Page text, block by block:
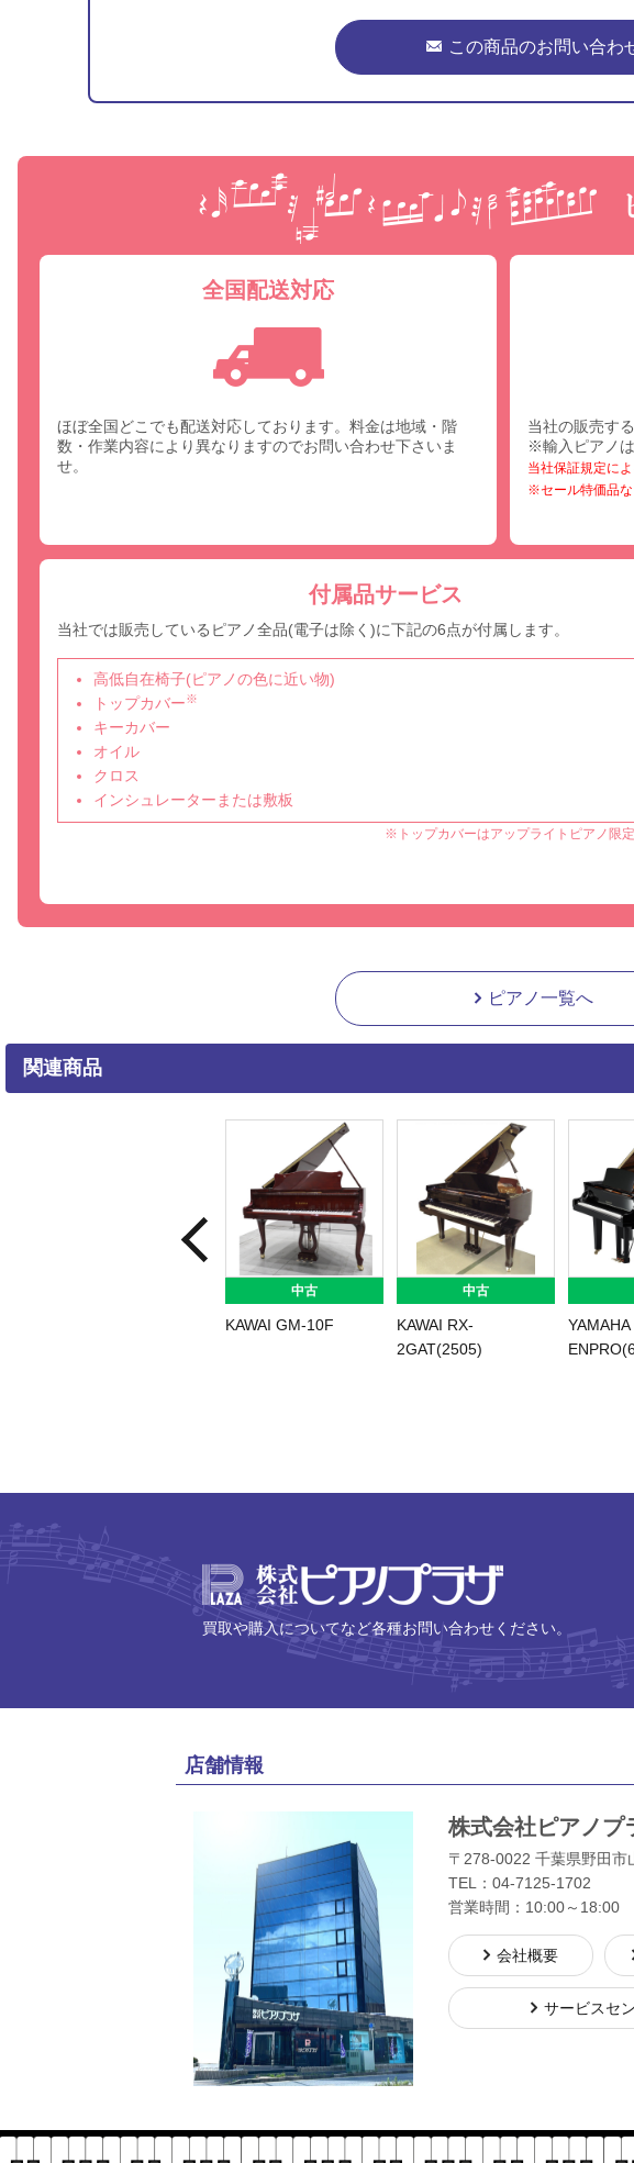
この商品のお問い合わ
全国配送対応
ほぼ全国どこでも配送対応しております。料金は地域・階
数・作業内容により異なりますのでお問い合わせ下さいま
せ。
当社の販売す
※輸入ピアノは
当社保証規定に
※セール特価品
付属品サービス
当社では販売しているピアノ全品(電子は除く)に下記の6点が付属します。
高低自在椅子(ピアノの色に近い物)
トップカバー※
キーカバー
オイル
クロス
インシュレーターまたは敷板
※トップカバーはアップライトピアノ限定
ピアノ一覧へ
関連商品
中古
KAWAI GM-10F
中古
KAWAI RX-
2GAT(2505)
YAMAHA
株式会社ピアノ
買取や購入についてなど各種お問い合わせください。
店舗情報
株式会社ピアノプ
〒278-0022 千葉県野田市
TEL： 04-7125-1702
営業時間：10:00～18:00
会社概要
サービスセ